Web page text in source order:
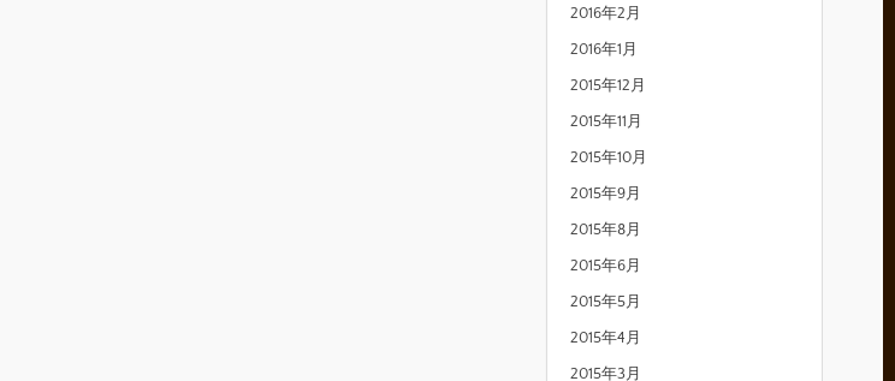
2016年2月
2016年1月
2015年12月
2015年11月
2015年10月
2015年9月
2015年8月
2015年6月
2015年5月
2015年4月
2015年3月